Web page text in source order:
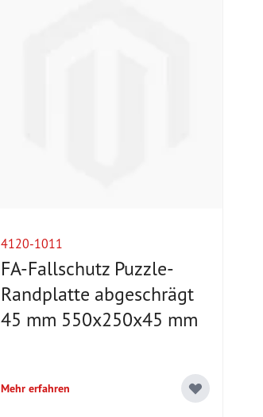
4120-1011
FA-Fallschutz Puzzle-
Randplatte abgeschrägt
45 mm 550x250x45 mm
Mehr erfahren